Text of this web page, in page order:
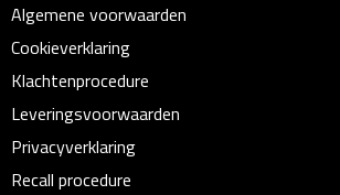
Waterflesjes
Waterflessen
Drinkglazen
Algemene voorwaarden
Cookieverklaring
Klachtenprocedure
Leveringsvoorwaarden
Privacyverklaring
Recall procedure